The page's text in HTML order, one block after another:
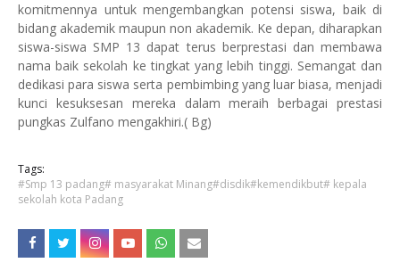
komitmennya untuk mengembangkan potensi siswa, baik di
bidang akademik maupun non akademik. Ke depan, diharapkan
siswa-siswa SMP 13 dapat terus berprestasi dan membawa
nama baik sekolah ke tingkat yang lebih tinggi. Semangat dan
dedikasi para siswa serta pembimbing yang luar biasa, menjadi
kunci kesuksesan mereka dalam meraih berbagai prestasi
pungkas Zulfano mengakhiri.( Bg)
Tags:
#Smp 13 padang# masyarakat Minang#disdik#kemendikbut# kepala
sekolah kota Padang